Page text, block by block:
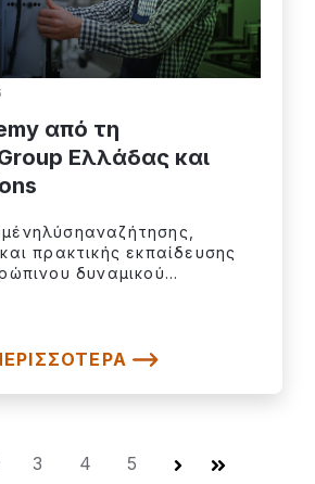
από τη
Ελλάδας και
πρακτικής εκπαίδευσης
δυναμικού...
3 4 5 ΕπόμενοΤελευταία